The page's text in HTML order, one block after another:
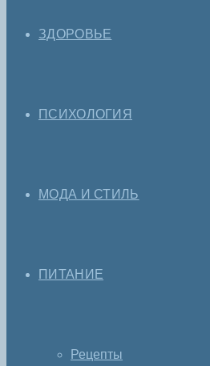
ЗДОРОВЬЕ
ПСИХОЛОГИЯ
МОДА И СТИЛЬ
ПИТАНИЕ
Рецепты